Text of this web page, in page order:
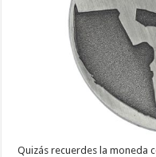
Quizás recuerdes la moneda